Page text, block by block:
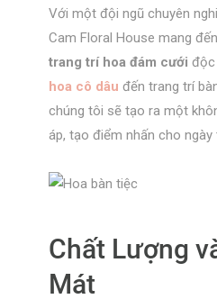
Với một đội ngũ chuyên
Cam Floral House mang
trang trí hoa đám cưới độc
hoa cô dâu đến trang trí
chúng tôi sẽ tạo ra một
áp, tạo điểm nhấn cho ngày
Chất Lượng
Mát